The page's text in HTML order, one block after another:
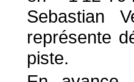
Sebastian
représente
piste.